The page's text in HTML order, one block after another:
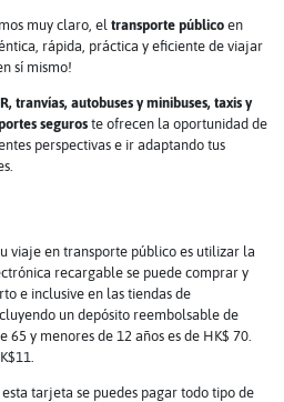
muy claro, el transporte público en
rápida, práctica y eficiente de viajar
sí mismo!
tranvías, autobuses y minibuses, taxis y
seguroste ofrecen la oportunidad de
perspectivas e ir adaptando tus
viaje en transporte público es utilizar la
recargable se puede comprar y
e inclusive en las tiendas de
un depósito reembolsable de
65 y menores de 12 años es de HK$ 70.
tarjeta se puedes pagar todo tipo de